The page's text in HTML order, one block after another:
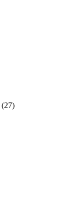
(27)